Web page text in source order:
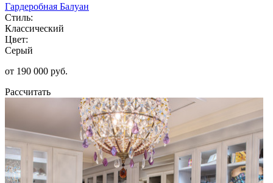
Гардеробная Балуан
Стиль:
Классический
Цвет:
Серый
от 190 000 руб.
Рассчитать